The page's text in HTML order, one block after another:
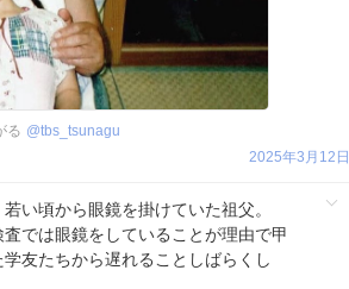
る @tbs_tsunagu
2025年3月12日
若い頃から眼鏡を掛けていた祖父。
では眼鏡をしていることが理由で甲
友たちから遅れることしばらくし